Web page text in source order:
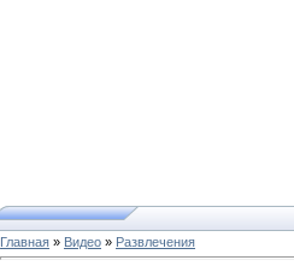
Главная » Видео » Развлечения